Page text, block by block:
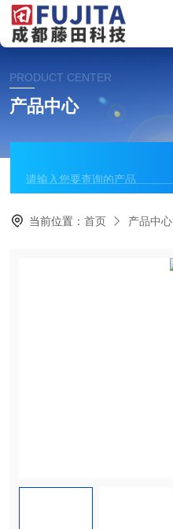
PRODUCT CENTER
产品中心
当前位置：首页 产品中心